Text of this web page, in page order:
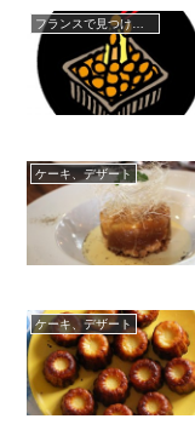
フランスで見つけた日本
ケーキ、デザート
ケーキ、デザート